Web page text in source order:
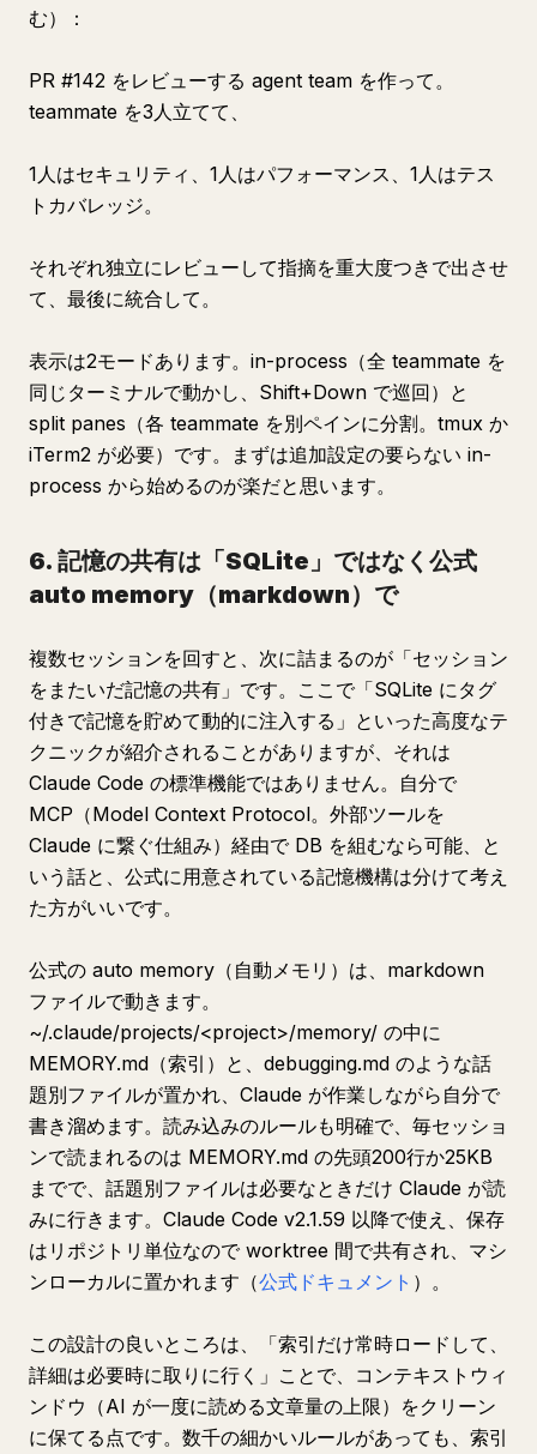
む）：
PR #142 をレビューする agent team を作って。
teammate を3人立てて、
1人はセキュリティ、1人はパフォーマンス、1人はテス
トカバレッジ。
それぞれ独立にレビューして指摘を重大度つきで出させ
て、最後に統合して。
表示は2モードあります。in-process（全 teammate を
同じターミナルで動かし、Shift+Down で巡回）と
split panes（各 teammate を別ペインに分割。tmux か
iTerm2 が必要）です。まずは追加設定の要らない in-
process から始めるのが楽だと思います。
6. 記憶の共有は「SQLite」ではなく公式
auto memory（markdown）で
複数セッションを回すと、次に詰まるのが「セッション
をまたいだ記憶の共有」です。ここで「SQLite にタグ
付きで記憶を貯めて動的に注入する」といった高度なテ
クニックが紹介されることがありますが、それは
Claude Code の標準機能ではありません。自分で
MCP（Model Context Protocol。外部ツールを
Claude に繋ぐ仕組み）経由で DB を組むなら可能、と
いう話と、公式に用意されている記憶機構は分けて考え
た方がいいです。
公式の auto memory（自動メモリ）は、markdown
ファイルで動きます。
~/.claude/projects/<project>/memory/ の中に
MEMORY.md（索引）と、debugging.md のような話
題別ファイルが置かれ、Claude が作業しながら自分で
書き溜めます。読み込みのルールも明確で、毎セッショ
ンで読まれるのは MEMORY.md の先頭200行か25KB
までで、話題別ファイルは必要なときだけ Claude が読
みに行きます。Claude Code v2.1.59 以降で使え、保存
はリポジトリ単位なので worktree 間で共有され、マシ
ンローカルに置かれます（公式ドキュメント ）。
この設計の良いところは、「索引だけ常時ロードして、
詳細は必要時に取りに行く」ことで、コンテキストウィ
ンドウ（AI が一度に読める文章量の上限）をクリーン
に保てる点です。数千の細かいルールがあっても、索引